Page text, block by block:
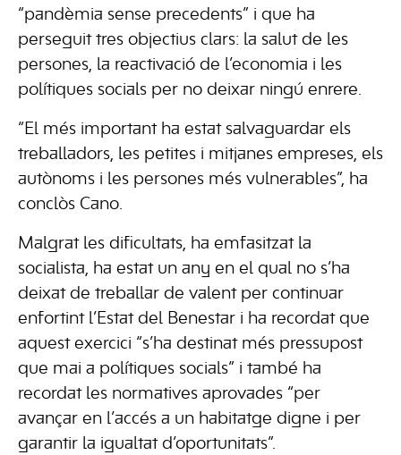
“pandèmia sense precedents” i que ha
perseguit tres objectius clars: la salut de les
persones, la reactivació de l’economia i les
polítiques socials per no deixar ningú enrere.
“El més important ha estat salvaguardar els
treballadors, les petites i mitjanes empreses, els
autònoms i les persones més vulnerables”, ha
conclòs Cano.
Malgrat les dificultats, ha emfasitzat la
socialista, ha estat un any en el qual no s’ha
deixat de treballar de valent per continuar
enfortint l’Estat del Benestar i ha recordat que
aquest exercici “s’ha destinat més pressupost
que mai a polítiques socials” i també ha
recordat les normatives aprovades “per
avançar en l’accés a un habitatge digne i per
garantir la igualtat d’oportunitats”.